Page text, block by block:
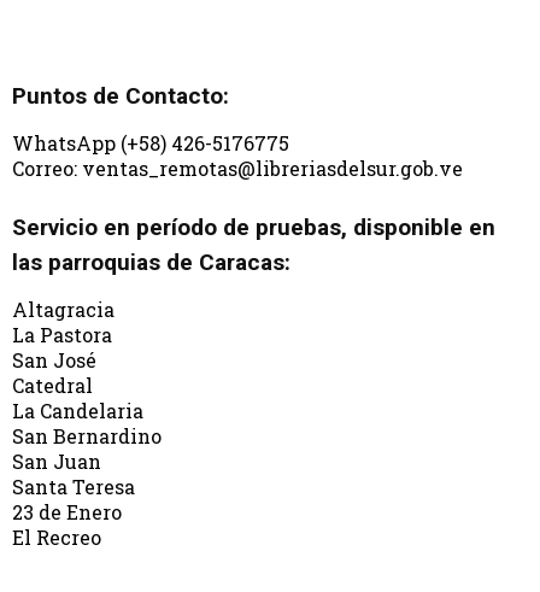
Puntos de Contacto:
WhatsApp (+58) 426-5176775
Correo: ventas_remotas@libreriasdelsur.gob.ve
Servicio en período de pruebas, disponible en
las parroquias de Caracas:
Altagracia
La Pastora
San José
Catedral
La Candelaria
San Bernardino
San Juan
Santa Teresa
23 de Enero
El Recreo